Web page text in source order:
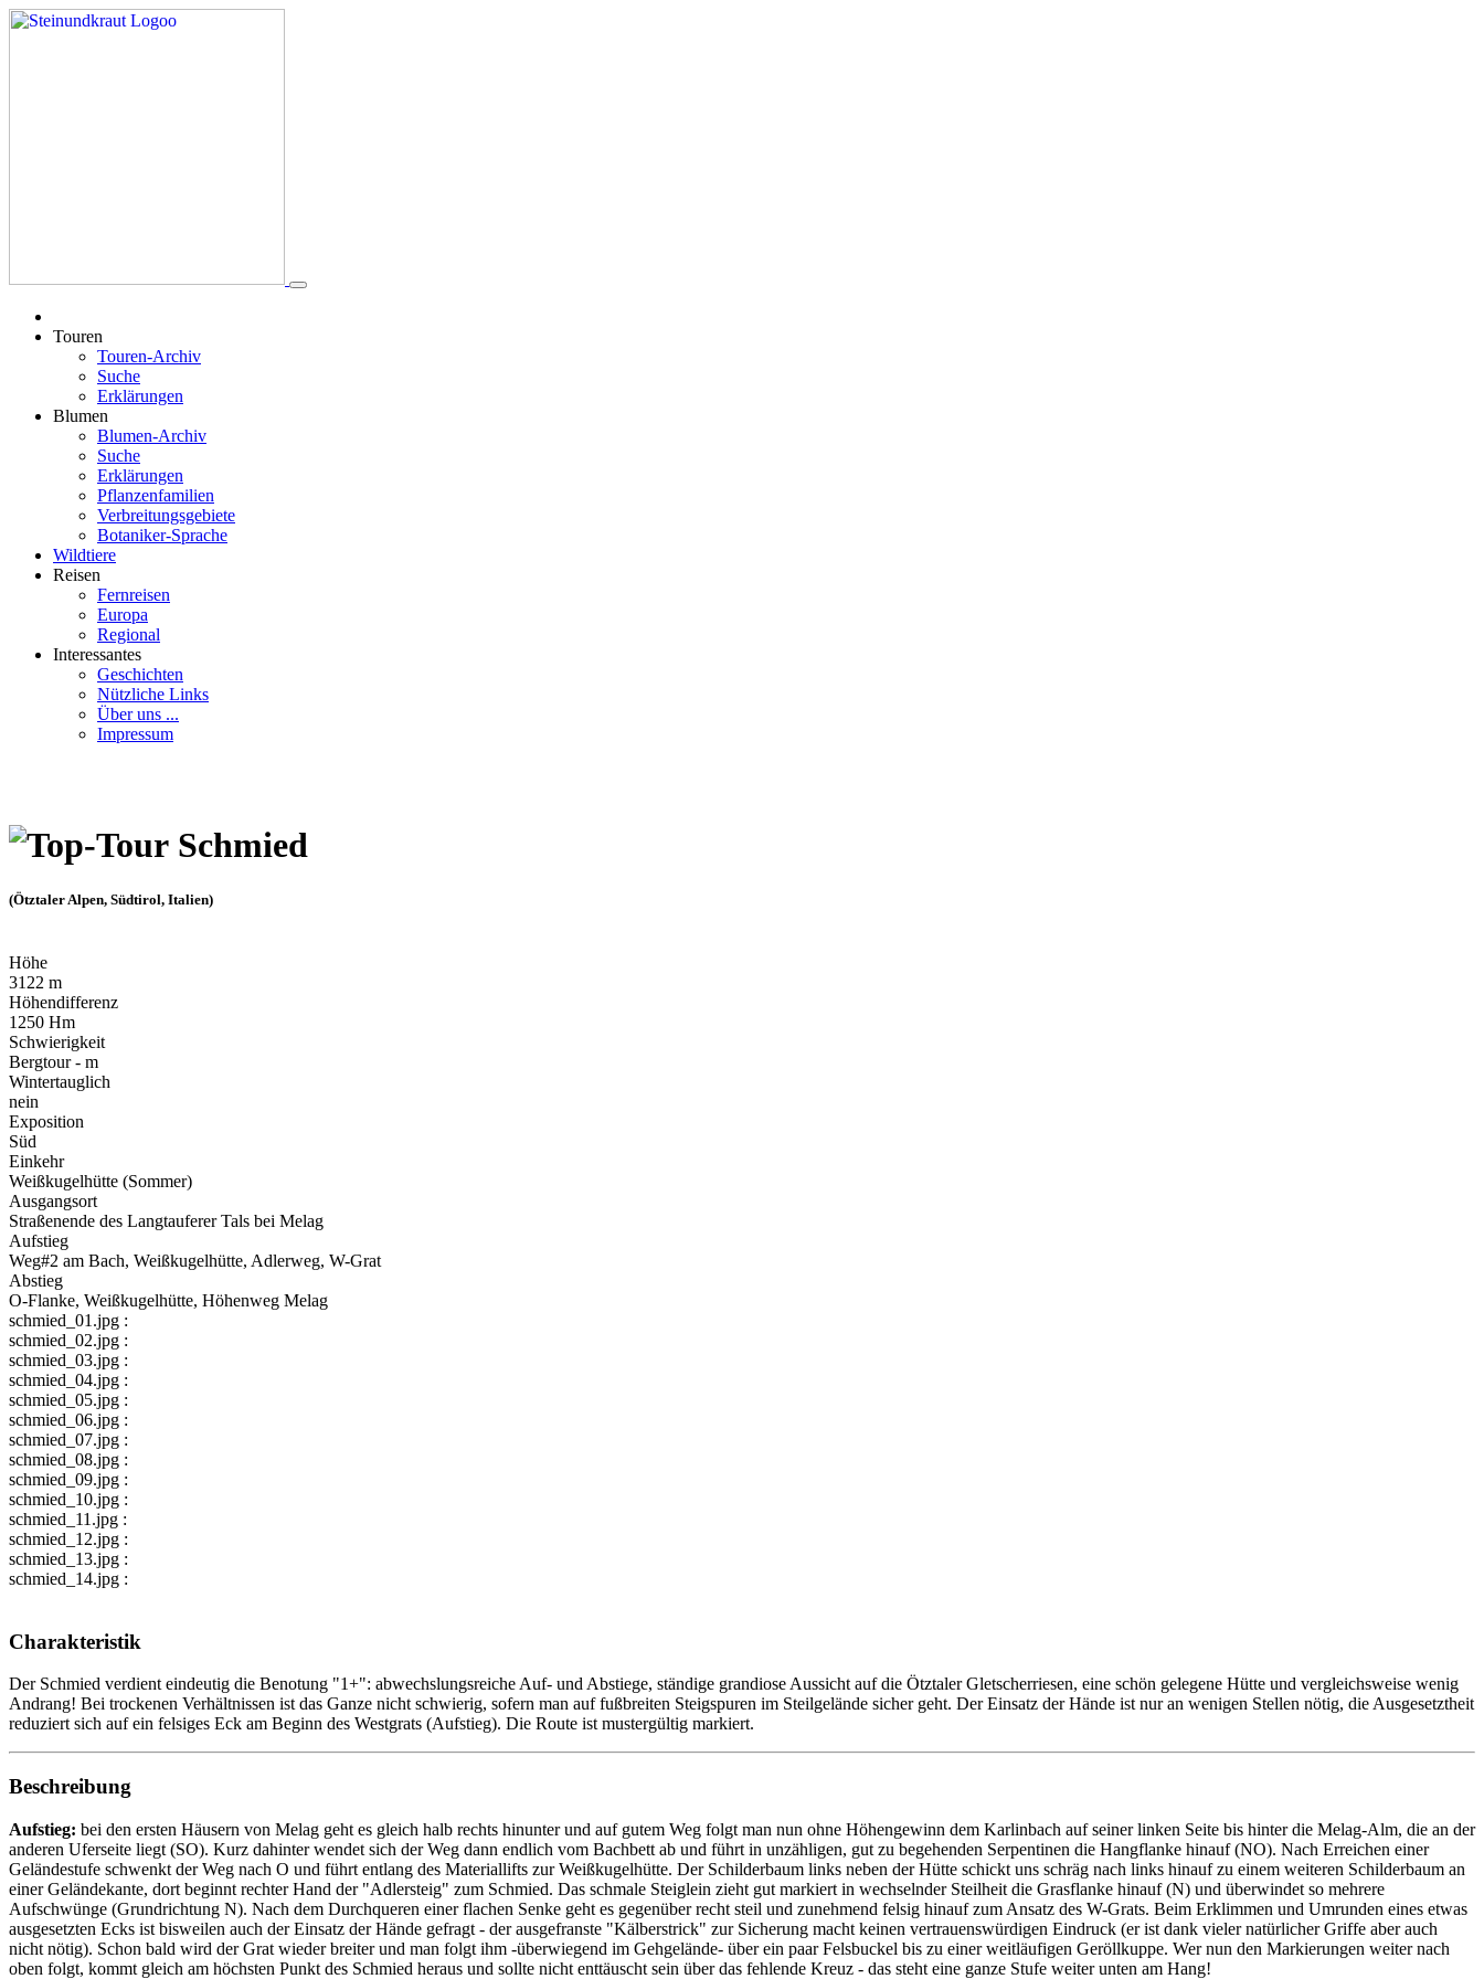
Touren
Touren-Archiv
Suche
Erklärungen
Blumen
Blumen-Archiv
Suche
Erklärungen
Pflanzenfamilien
Verbreitungsgebiete
Botaniker-Sprache
Wildtiere
Reisen
Fernreisen
Europa
Regional
Interessantes
Geschichten
Nützliche Links
Über uns ...
Impressum
Schmied
(Ötztaler Alpen, Südtirol, Italien)
Höhe
3122 m
Höhendifferenz
1250 Hm
Schwierigkeit
Bergtour - m
Wintertauglich
nein
Exposition
Süd
Einkehr
Weißkugelhütte (Sommer)
Ausgangsort
Straßenende des Langtauferer Tals bei Melag
Aufstieg
Weg#2 am Bach, Weißkugelhütte, Adlerweg, W-Grat
Abstieg
O-Flanke, Weißkugelhütte, Höhenweg Melag
schmied_01.jpg :
schmied_02.jpg :
schmied_03.jpg :
schmied_04.jpg :
schmied_05.jpg :
schmied_06.jpg :
schmied_07.jpg :
schmied_08.jpg :
schmied_09.jpg :
schmied_10.jpg :
schmied_11.jpg :
schmied_12.jpg :
schmied_13.jpg :
schmied_14.jpg :
Charakteristik
Der Schmied verdient eindeutig die Benotung "1+": abwechslungsreiche Auf- und Abstiege, ständige grandiose Aussicht auf die Ötztaler Gletscherriesen, eine schön gelegene Hütte und vergleichsweise wenig
Andrang! Bei trockenen Verhältnissen ist das Ganze nicht schwierig, sofern man auf fußbreiten Steigspuren im Steilgelände sicher geht. Der Einsatz der Hände ist nur an wenigen Stellen nötig, die Ausgesetztheit
reduziert sich auf ein felsiges Eck am Beginn des Westgrats (Aufstieg). Die Route ist mustergültig markiert.
Beschreibung
Aufstieg: bei den ersten Häusern von Melag geht es gleich halb rechts hinunter und auf gutem Weg folgt man nun ohne Höhengewinn dem Karlinbach auf seiner linken Seite bis hinter die Melag-Alm, die an der
anderen Uferseite liegt (SO). Kurz dahinter wendet sich der Weg dann endlich vom Bachbett ab und führt in unzähligen, gut zu begehenden Serpentinen die Hangflanke hinauf (NO). Nach Erreichen einer
Geländestufe schwenkt der Weg nach O und führt entlang des Materiallifts zur Weißkugelhütte. Der Schilderbaum links neben der Hütte schickt uns schräg nach links hinauf zu einem weiteren Schilderbaum an
einer Geländekante, dort beginnt rechter Hand der "Adlersteig" zum Schmied. Das schmale Steiglein zieht gut markiert in wechselnder Steilheit die Grasflanke hinauf (N) und überwindet so mehrere
Aufschwünge (Grundrichtung N). Nach dem Durchqueren einer flachen Senke geht es gegenüber recht steil und zunehmend felsig hinauf zum Ansatz des W-Grats. Beim Erklimmen und Umrunden eines etwas
ausgesetzten Ecks ist bisweilen auch der Einsatz der Hände gefragt - der ausgefranste "Kälberstrick" zur Sicherung macht keinen vertrauenswürdigen Eindruck (er ist dank vieler natürlicher Griffe aber auch
nicht nötig). Schon bald wird der Grat wieder breiter und man folgt ihm -überwiegend im Gehgelände- über ein paar Felsbuckel bis zu einer weitläufigen Geröllkuppe. Wer nun den Markierungen weiter nach
oben folgt, kommt gleich am höchsten Punkt des Schmied heraus und sollte nicht enttäuscht sein über das fehlende Kreuz - das steht eine ganze Stufe weiter unten am Hang!